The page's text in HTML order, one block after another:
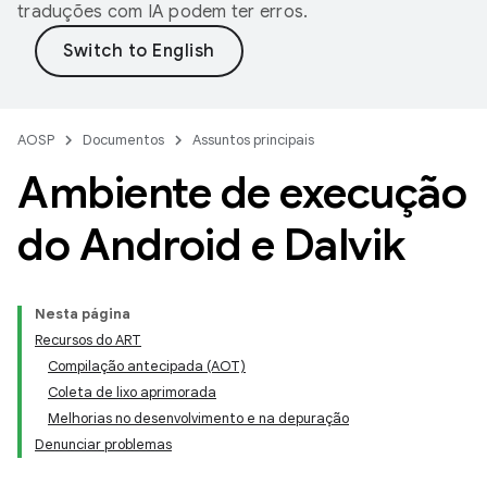
traduções com IA podem ter erros.
AOSP Documentos Assuntos principais
Ambiente de execução
do Android e Dalvik
Nesta página
Recursos do ART
Compilação antecipada (AOT)
Coleta de lixo aprimorada
Melhorias no desenvolvimento e na depuração
Denunciar problemas